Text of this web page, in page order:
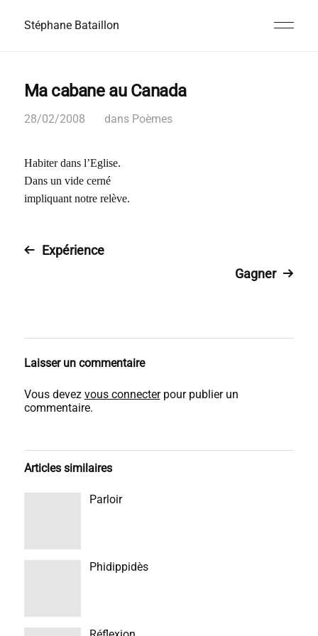
Stéphane Bataillon
Ma cabane au Canada
28/02/2008 dans Poèmes
Habiter dans l’Eglise.
Dans un vide cerné
impliquant notre relève.
Expérience
Gagner
Laisser un commentaire
Vous devez vous connecterpour publier un
commentaire.
Articles similaires
Parloir
Phidippidès